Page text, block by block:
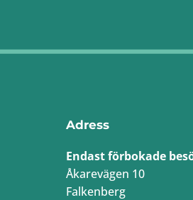
Adress
Endast förbokade
Åkarevägen 10
Falkenberg